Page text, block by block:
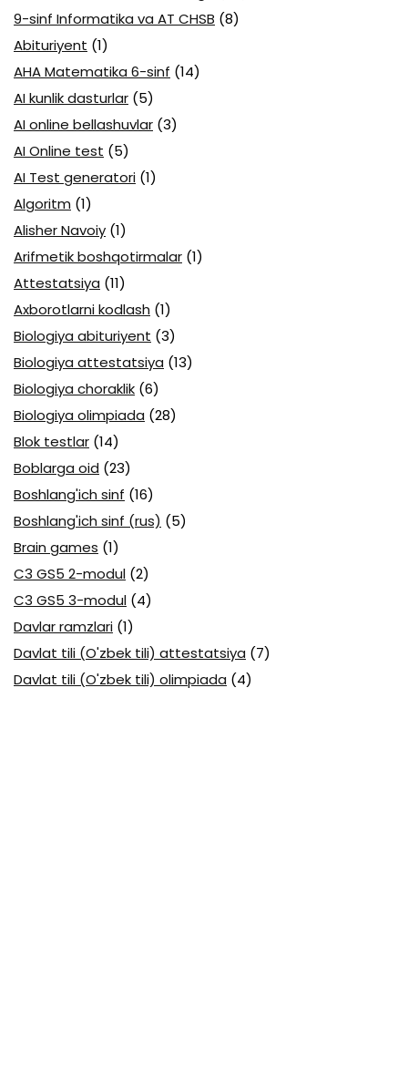
9-sinf Informatika va AT CHSB (8)
Abituriyent (1)
AHA Matematika 6-sinf (14)
AI kunlik dasturlar (5)
AI online bellashuvlar (3)
AI Online test (5)
AI Test generatori (1)
Algoritm (1)
Alisher Navoiy (1)
Arifmetik boshqotirmalar (1)
Attestatsiya (11)
Axborotlarni kodlash (1)
Biologiya abituriyent (3)
Biologiya attestatsiya (13)
Biologiya choraklik (6)
Biologiya olimpiada (28)
Blok testlar (14)
Boblarga oid (23)
Boshlang'ich sinf (16)
Boshlang'ich sinf (rus) (5)
Brain games (1)
C3 GS5 2-modul (2)
C3 GS5 3-modul (4)
Davlar ramzlari (1)
Davlat tili (O'zbek tili) attestatsiya (7)
Davlat tili (O'zbek tili) olimpiada (4)